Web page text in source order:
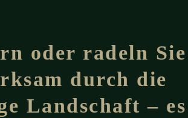
oder radeln Sie
durch die
Landschaft – es